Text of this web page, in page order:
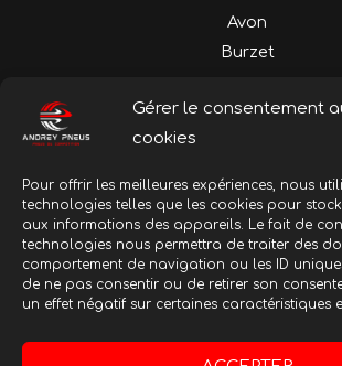
Gérer le consentement
cookies
Pour offrir les meilleures expériences, nous
technologies telles que les cookies pour
aux informations des appareils. Le fait de
technologies nous permettra de traiter des
comportement de navigation ou les ID
de ne pas consentir ou de retirer son
un effet négatif sur certaines caractéristiques
Avon
Burzet
Nos gammes
Circuit
Course de côte
Historique
Hiver